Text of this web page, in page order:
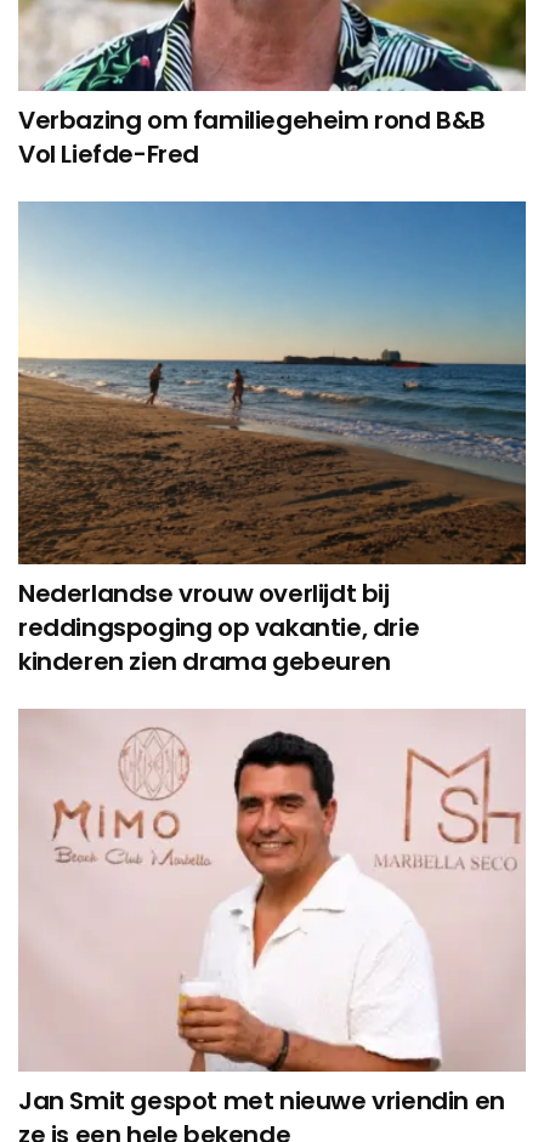
Verbazing om familiegeheim rond B&B
Vol Liefde-Fred
Nederlandse vrouw overlijdt bij
reddingspoging op vakantie, drie
kinderen zien drama gebeuren
Jan Smit gespot met nieuwe vriendin en
ze is een hele bekende